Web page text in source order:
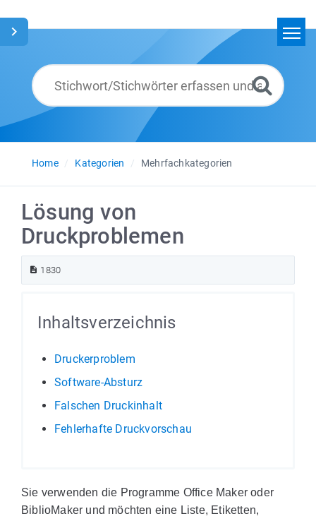
Glossar
Deutsch
Home
Kategorien Mehrfachkategorien
Lösung von
Druckproblemen
1830
Inhaltsverzeichnis
Druckerproblem
Software-Absturz
Falschen Druckinhalt
Fehlerhafte Druckvorschau
Sie verwenden die Programme Office Maker oder
BiblioMaker und möchten eine Liste, Etiketten,